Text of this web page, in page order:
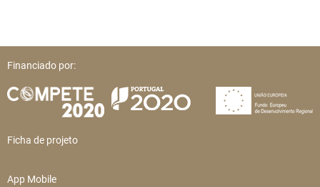
Financiado por:
Ficha de projeto
App Mobile